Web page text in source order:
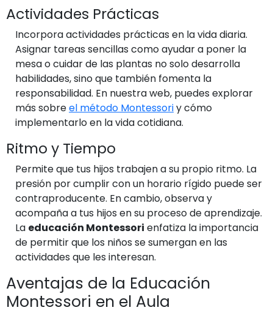
Actividades Prácticas
Incorpora actividades prácticas en la vida diaria.
Asignar tareas sencillas como ayudar a poner la
mesa o cuidar de las plantas no solo desarrolla
habilidades, sino que también fomenta la
responsabilidad. En nuestra web, puedes explorar
más sobreel método Montessoriy cómo
implementarlo en la vida cotidiana.
Ritmo y Tiempo
Permite que tus hijos trabajen a su propio ritmo. La
presión por cumplir con un horario rígido puede ser
contraproducente. En cambio, observa y
acompaña a tus hijos en su proceso de aprendizaje.
La educación Montessori enfatiza la importancia
de permitir que los niños se sumergan en las
actividades que les interesan.
Aventajas de la Educación
Montessori en el Aula